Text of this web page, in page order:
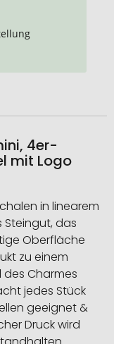
4er-
mit Logo
in linearem
Steingut, das
Oberfläche
zu einem
des Charmes
jedes Stück
geeignet &
Druck wird